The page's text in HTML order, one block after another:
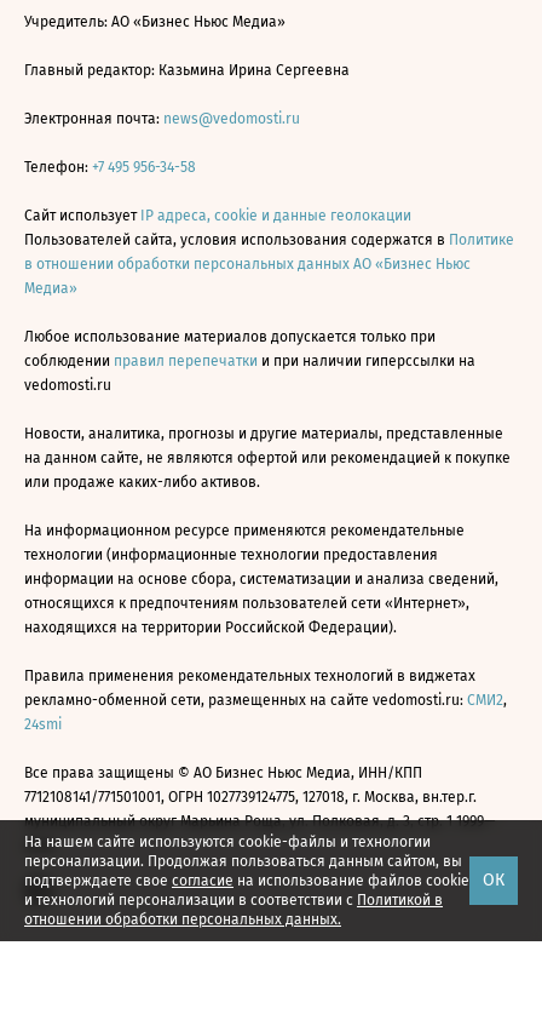
На нашем сайте используются cookie-файлы и технологии
персонализации. Продолжая пользоваться данным сайтом, вы
подтверждаете свое согласие на использование файлов cookie
и технологий персонализации в соответствии с Политикой в
отношении обработки персональных данных.
ОК
Учредитель: АО «Бизнес Ньюс Медиа»
Главный редактор: Казьмина Ирина Сергеевна
Электронная почта: news@vedomosti.ru
Телефон: +7 495 956-34-58
Сайт использует IP адреса, cookie и данные геолокации
Пользователей сайта, условия использования содержатся в Политике
в отношении обработки персональных данных АО «Бизнес Ньюс
Медиа»
Любое использование материалов допускается только при
соблюдении правил перепечатки и при наличии гиперссылки на
vedomosti.ru
Новости, аналитика, прогнозы и другие материалы, представленные
на данном сайте, не являются офертой или рекомендацией к покупке
или продаже каких-либо активов.
На информационном ресурсе применяются рекомендательные
технологии (информационные технологии предоставления
информации на основе сбора, систематизации и анализа сведений,
относящихся к предпочтениям пользователей сети «Интернет»,
находящихся на территории Российской Федерации).
Правила применения рекомендательных технологий в виджетах
рекламно-обменной сети, размещенных на сайте vedomosti.ru: СМИ2,
24smi
Все права защищены © АО Бизнес Ньюс Медиа, ИНН/КПП
7712108141/771501001, ОГРН 1027739124775, 127018, г. Москва, вн.тер.г.
муниципальный округ Марьина Роща, ул. Полковая, д. 3, стр. 1 1999—
2026